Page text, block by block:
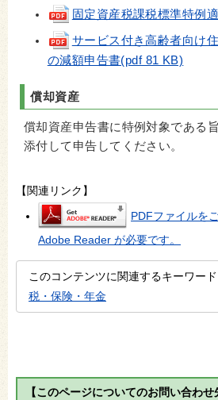
固定資産税課税標準特例
サービス付き高齢者向け
の減額申告書(pdf 81 KB)
償却資産
償却資産申告書に特例対象である
添付して申告してください。
【関連リンク】
PDFファイルを
Adobe Reader が必要です。
このコンテンツに関連するキーワード
税・保険・年金
【このページについてのお問い合わせ